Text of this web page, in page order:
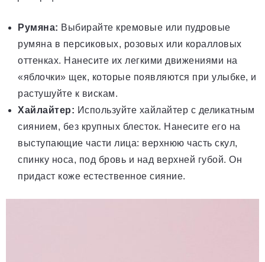
Румяна: Выбирайте кремовые или пудровые
румяна в персиковых, розовых или коралловых
оттенках. Нанесите их легкими движениями на
«яблочки» щек, которые появляются при улыбке, и
растушуйте к вискам.
Хайлайтер: Используйте хайлайтер с деликатным
сиянием, без крупных блесток. Нанесите его на
выступающие части лица: верхнюю часть скул,
спинку носа, под бровь и над верхней губой. Он
придаст коже естественное сияние.